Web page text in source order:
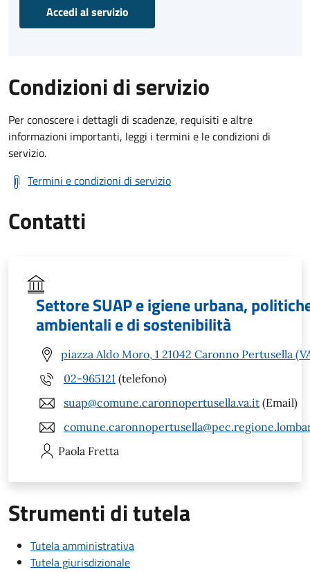
Accedi al servizio
Condizioni di servizio
Per conoscere i dettagli di scadenze, requisiti e altre
informazioni importanti, leggi i termini e le condizioni di
servizio.
Termini e condizioni di servizio
Contatti
Settore SUAP e igiene urbana,
ambientali e di sostenibilità
piazza Aldo Moro, 1 21042 Caronno Pertusella
02-965121 (telefono)
suap@comune.caronnopertusella.va.it (Email)
Paola Fretta
Strumenti di tutela
Tutela amministrativa
Tutela giurisdizionale